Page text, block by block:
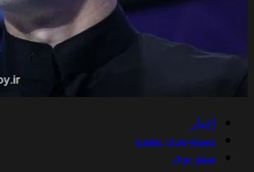
اخبار
دسته‌بندی نشده
سئو بوی